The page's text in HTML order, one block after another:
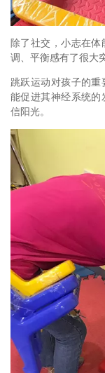
除了社交，小志在
调、平衡感有了很大
跳跃运动对孩子的
能促进其神经系统的
信阳光。